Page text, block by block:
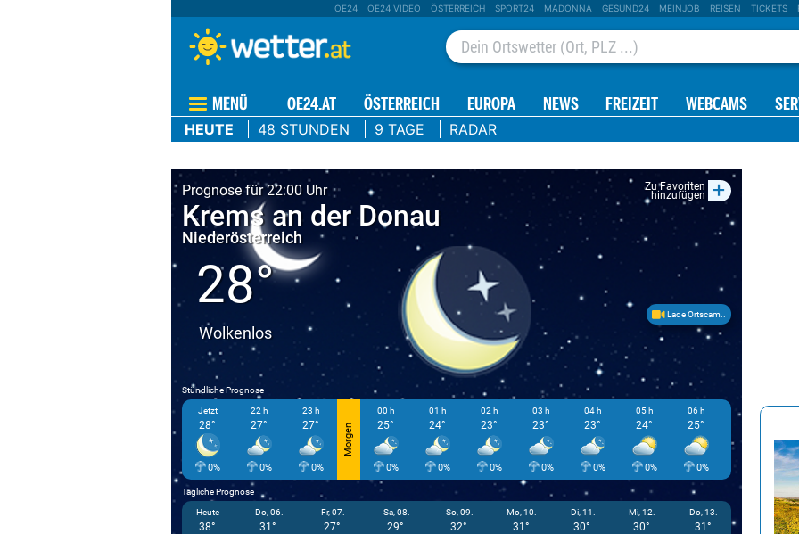
OE24 OE24 VIDEO ÖSTERREICH SPORT24 MADONNA GESUND24 MEINJOB REISEN TICKETS
MENÜ OE24.AT ÖSTERREICH EUROPA NEWS FREIZEIT WEBCAMS
HEUTE 48 STUNDEN 9 TAGE RADAR
Prognose für 22:00 Uhr Zu Favoriten
hinzufügen +
Krems an der Donau
Niederösterreich
28°
Wolkenlos
Lade Ortscam..
Stündliche Prognose
Jetzt
28°
0%
22 h
27°
0%
23 h
27°
0%
Morgen
00 h
25°
0%
01 h
24°
0%
02 h
23°
0%
03 h
23°
0%
04 h
23°
0%
05 h
24°
0%
06 h
25°
0%
07 h
Tägliche Prognose
Heute
38°
Do, 06.
31°
Fr, 07.
27°
Sa, 08.
29°
So, 09.
32°
Mo, 10.
31°
Di, 11.
30°
Mi, 12.
30°
Do, 13.
31°